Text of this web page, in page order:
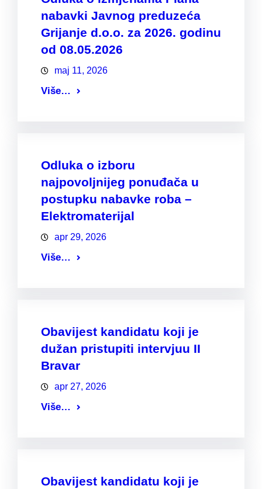
nabavki Javnog preduzeća
Grijanje d.o.o. za 2026. godinu
od 08.05.2026
maj 11, 2026
Više…
Odluka o izboru
najpovoljnijeg ponuđača u
postupku nabavke roba –
Elektromaterijal
apr 29, 2026
Više…
Obavijest kandidatu koji je
dužan pristupiti intervjuu II
Bravar
apr 27, 2026
Više…
Obavijest kandidatu koji je